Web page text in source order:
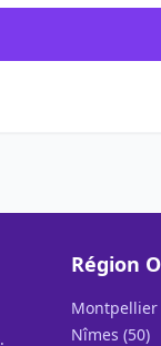
Région
Montpellier
Nîmes (50)